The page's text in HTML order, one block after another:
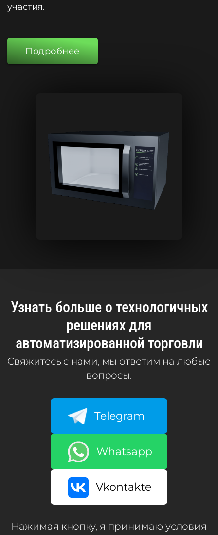
участия.
Подробнее
Узнать больше о технологичных
решениях для
автоматизированной торговли
Свяжитесь с нами, мы ответим на любые
вопросы.
Telegram
Whatsapp
Vkontakte
Нажимая кнопку, я принимаю условия